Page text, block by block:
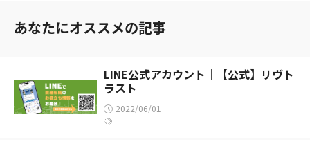
あなたにオススメの記事
LINE公式アカウント｜【公式】リヴト
ラスト
2022/06/01